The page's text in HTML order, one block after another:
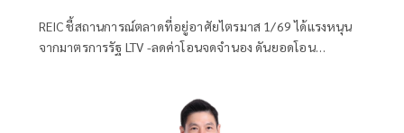
REIC ชี้สถานการณ์ตลาดที่อยู่อาศัยไตรมาส 1/69 ได้แรงหนุน
จากมาตรการรัฐ LTV -ลดค่าโอนจดจำนอง ดันยอดโอน
หนุน ด้านแบงก์แห่แข่งตลาดรีไฟแนนซ์